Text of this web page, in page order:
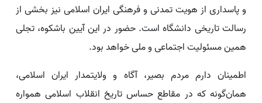
و پاسداری از هویت تمدنی و فرهنگی ایران اسلامی نیز بخشی از
رسالت تاریخی دانشگاه است. حضور در این آیین باشکوه، تجلی
همین مسئولیت اجتماعی و ملی خواهد بود.
اطمینان دارم مردم بصیر، آگاه و ولایتمدار ایران اسلامی،
همان‌گونه که در مقاطع حساس تاریخ انقلاب اسلامی همواره